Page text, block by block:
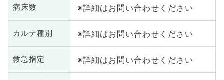
病床数 ※詳細はお問い合わせください
カルテ種別 ※詳細はお問い合わせください
救急指定 ※詳細はお問い合わせください